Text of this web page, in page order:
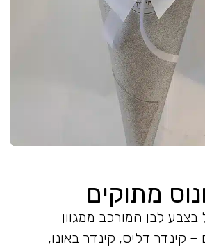
מתוקים
בצבע לבן המורכב ממגוון
– קינדר דליס, קינדר באונו,